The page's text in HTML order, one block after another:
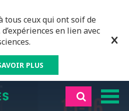
tous ceux qui ont soif de
en lien avec
PLUS